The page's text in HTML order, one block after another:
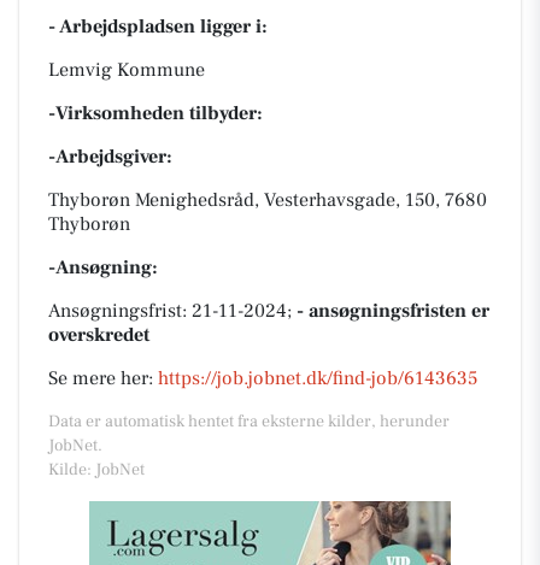
- Arbejdspladsen ligger i:
Lemvig Kommune
-Virksomheden tilbyder:
-Arbejdsgiver:
Thyborøn Menighedsråd, Vesterhavsgade, 150, 7680
Thyborøn
-Ansøgning:
Ansøgningsfrist: 21-11-2024; - ansøgningsfristen er
overskredet
Se mere her: https://job.jobnet.dk/find-job/6143635
Data er automatisk hentet fra eksterne kilder, herunder
JobNet.
Kilde: JobNet